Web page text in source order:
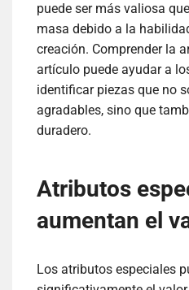
puede ser más valiosa
masa debido a la
creación. Comprender la
artículo puede ayudar a
identificar piezas que no
agradables, sino que
duradero.
Atributos
aumentan el
Los atributos especiales